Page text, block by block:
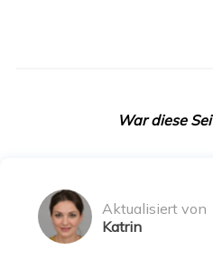
War diese
Aktualisiert von
Katrin